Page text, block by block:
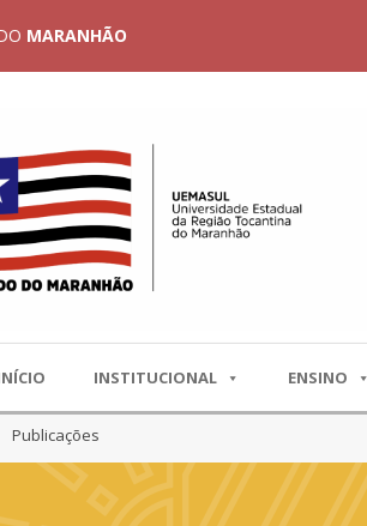
MARANHÃO
INSTITUCIONAL ENSINO
Publicações